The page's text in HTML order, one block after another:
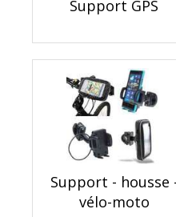
Support GPS
Support - housse
vélo-moto